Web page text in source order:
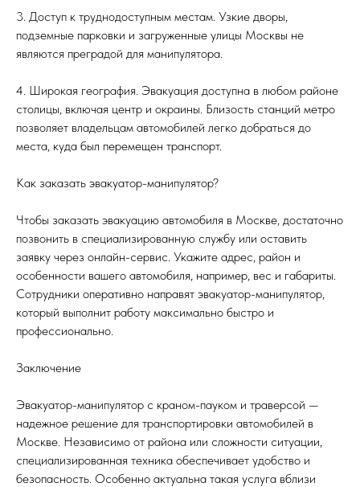
3. Доступ к труднодоступным местам. Узкие дворы,
подземные парковки и загруженные улицы Москвы не
являются преградой для манипулятора.
4. Широкая география. Эвакуация доступна в любом районе
столицы, включая центр и окраины. Близость станций метро
позволяет владельцам автомобилей легко добраться до
места, куда был перемещен транспорт.
Как заказать эвакуатор-манипулятор?
Чтобы заказать эвакуацию автомобиля в Москве, достаточно
позвонить в специализированную службу или оставить
заявку через онлайн-сервис. Укажите адрес, район и
особенности вашего автомобиля, например, вес и габариты.
Сотрудники оперативно направят эвакуатор-манипулятор,
который выполнит работу максимально быстро и
профессионально.
Заключение
Эвакуатор-манипулятор с краном-пауком и траверсой —
надежное решение для транспортировки автомобилей в
Москве. Независимо от района или сложности ситуации,
специализированная техника обеспечивает удобство и
безопасность. Особенно актуальна такая услуга вблизи